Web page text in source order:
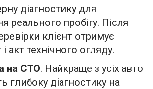
діагностику для
реального пробігу. Після
клієнт отримує
і акт технічного огляду.
на СТО. Найкраще з усіх авто
глибоку діагностику на